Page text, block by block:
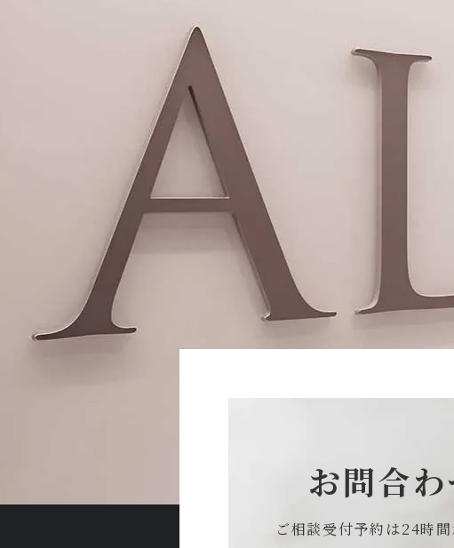
お問合
ご相談受付予約は24時